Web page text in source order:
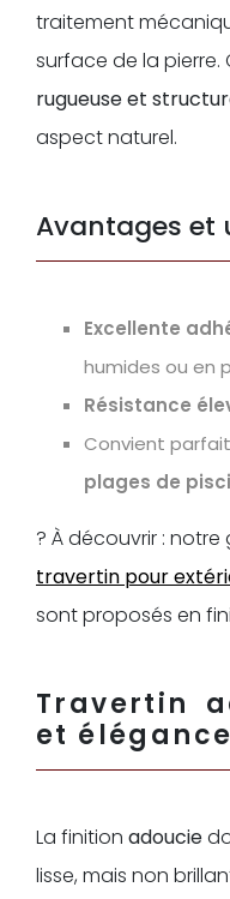
traitement
surface de la pierre.
rugueuse et
aspect naturel.
Avantages et
Excellente
humides ou en
Résistance
Convient
plages de
? À découvrir :
travertin pour
sont proposés en
Travertin
et
La finition adoucie
lisse, mais non